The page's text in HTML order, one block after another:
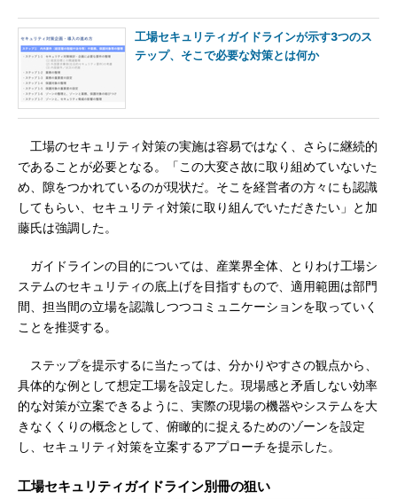
工場セキュリティガイドラインが示す3つのス
テップ、そこで必要な対策とは何か
工場のセキュリティ対策の実施は容易ではなく、さらに継続的
であることが必要となる。「この大変さ故に取り組めていないた
め、隙をつかれているのが現状だ。そこを経営者の方々にも認識
してもらい、セキュリティ対策に取り組んでいただきたい」と加
藤氏は強調した。
ガイドラインの目的については、産業界全体、とりわけ工場シ
ステムのセキュリティの底上げを目指すもので、適用範囲は部門
間、担当間の立場を認識しつつコミュニケーションを取っていく
ことを推奨する。
ステップを提示するに当たっては、分かりやすさの観点から、
具体的な例として想定工場を設定した。現場感と矛盾しない効率
的な対策が立案できるように、実際の現場の機器やシステムを大
きなくくりの概念として、俯瞰的に捉えるためのゾーンを設定
し、セキュリティ対策を立案するアプローチを提示した。
工場セキュリティガイドライン別冊の狙い